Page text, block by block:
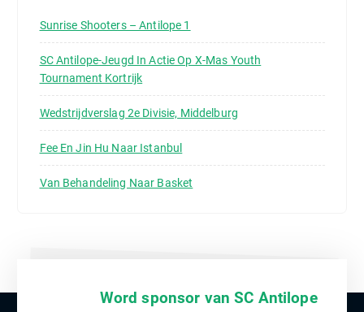
:Sunrise Shooters – Antilope 1
SC Antilope-Jeugd In Actie Op X-Mas Youth
Tournament Kortrijk
Wedstrijdverslag 2e Divisie, Middelburg
Fee En Jin Hu Naar Istanbul
Van Behandeling Naar Basket
Word sponsor van SC Antilope